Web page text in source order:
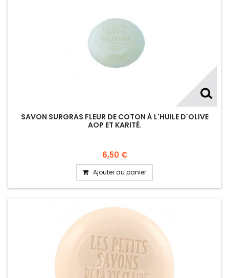
SAVON SURGRAS FLEUR DE COTON À L'HUILE D'OLIVE
AOP ET KARITÉ.
6,50 €
Ajouter au panier